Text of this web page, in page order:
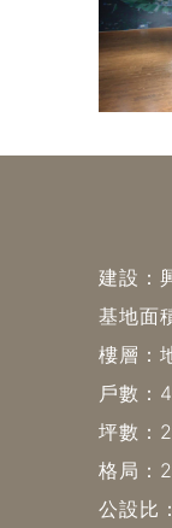
建設：
基地面
樓層：
戶數：
坪數：
格局：
公設比